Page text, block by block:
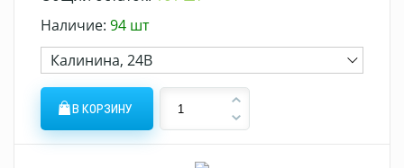
Наличие: 94 шт
Калинина, 24В
В КОРЗИНУ